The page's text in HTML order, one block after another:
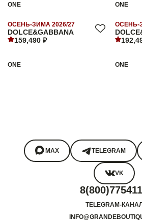
ONE ONE
DOLCE&GABBANA
ОСЕНЬ-ЗИМА 2026/27
159,490 ₽
ONE
ОСЕНЬ-
ONE
MAX TELEGRAM
VK
TELEGRAM-